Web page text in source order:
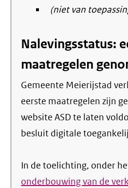
(niet van
Nalevingsstatus:
maatregelen
Gemeente Meierijstad verklaart dat de
eerste maatregelen zijn
website ASD te laten
besluit digitale
In de toelichting, onder
onderbouwing van de